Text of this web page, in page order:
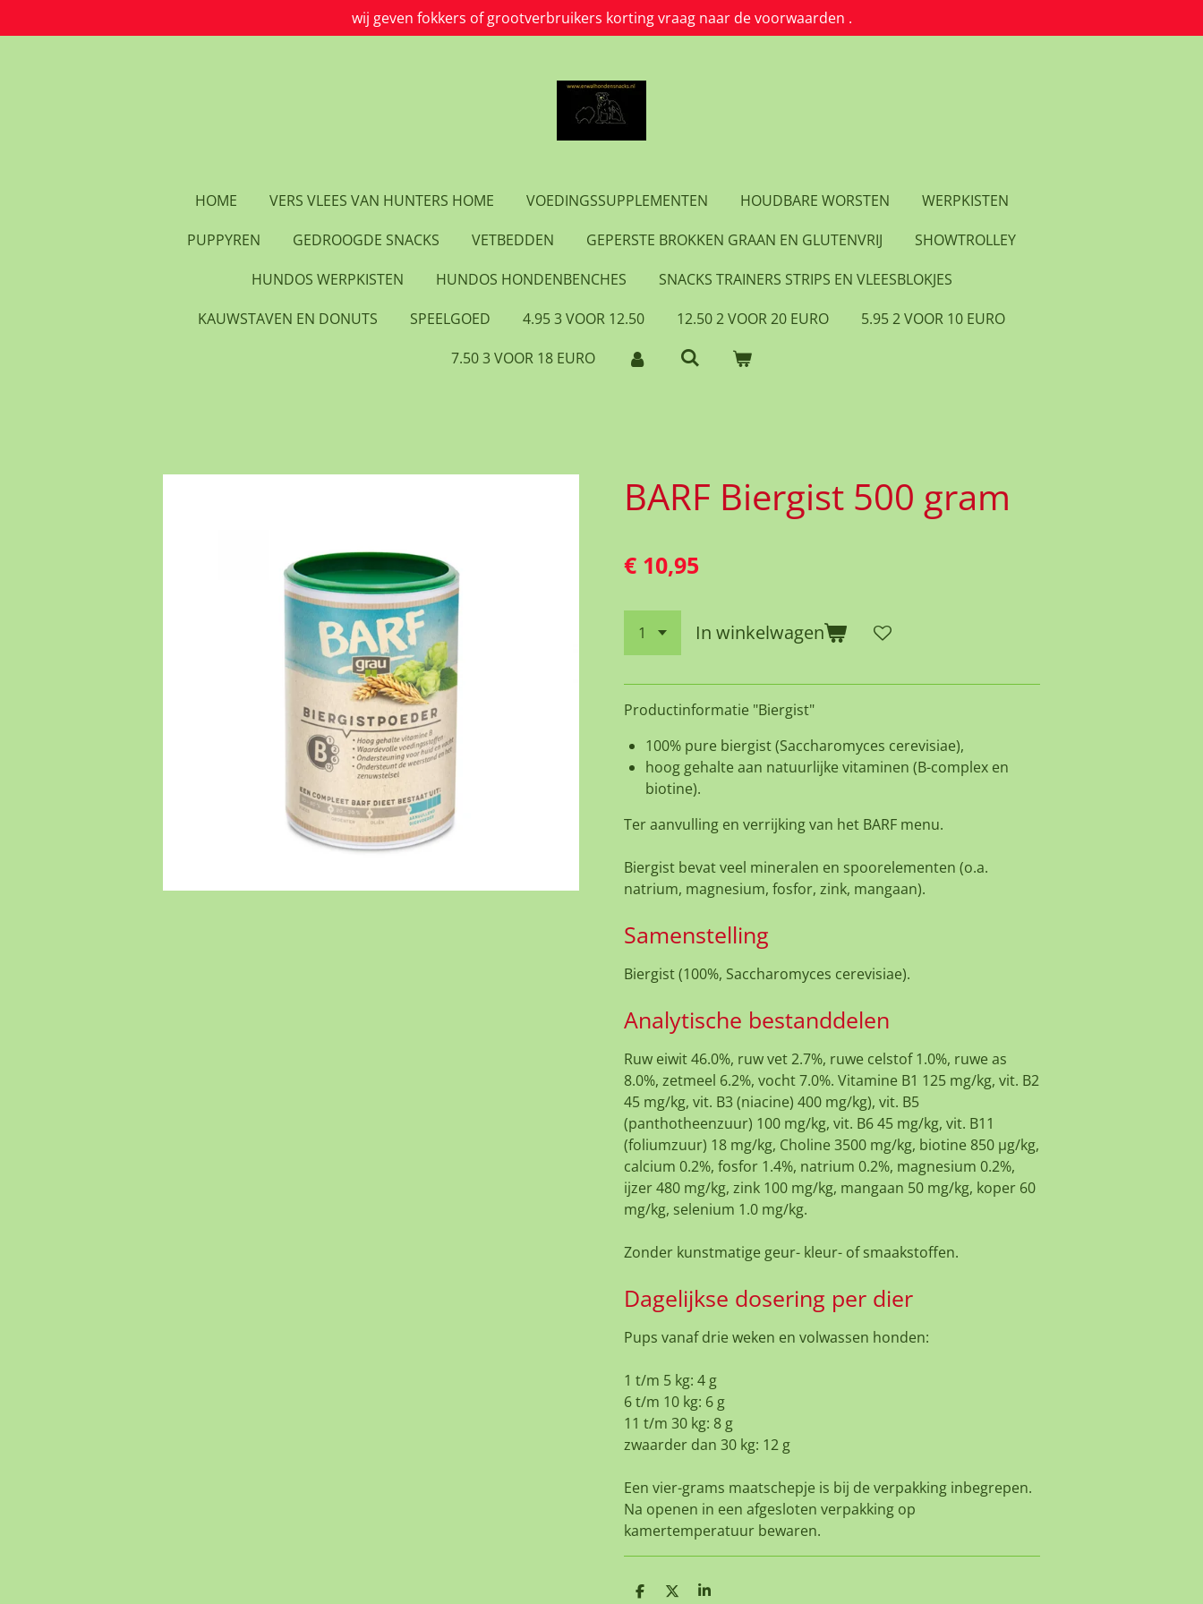
direct
wij geven fokkers of grootverbruikers korting vraag naar de voorwaarden .
HOME VERS VLEES VAN HUNTERS HOME VOEDINGSSUPPLEMENTEN HOUDBARE WORSTEN
WERPKISTEN
PUPPYREN
GEDROOGDE SNACKS VETBEDDEN GEPERSTE BROKKEN GRAAN EN GLUTENVRIJ
SHOWTROLLEY
HUNDOS WERPKISTEN
HUNDOS HONDENBENCHES
SNACKS TRAINERS STRIPS EN VLEESBLOKJES
KAUWSTAVEN EN DONUTS
SPEELGOED 4.95 3 VOOR 12.50 12.50 2 VOOR 20 EURO
5.95 2 VOOR 10 EURO
7.50 3 VOOR 18 EURO
BARF Biergist 500 gram
€ 10,95
In winkelwagen
Productinformatie "Biergist"
100% pure biergist (Saccharomyces cerevisiae),
hoog gehalte aan natuurlijke vitaminen (B-complex en
biotine).
Ter aanvulling en verrijking van het BARF menu.
Biergist bevat veel mineralen en spoorelementen (o.a.
natrium, magnesium, fosfor, zink, mangaan).
Samenstelling
Biergist (100%, Saccharomyces cerevisiae).
Analytische bestanddelen
Ruw eiwit 46.0%, ruw vet 2.7%, ruwe celstof 1.0%, ruwe as
8.0%, zetmeel 6.2%, vocht 7.0%. Vitamine B1 125 mg/kg, vit. B2
45 mg/kg, vit. B3 (niacine) 400 mg/kg), vit. B5
(panthotheenzuur) 100 mg/kg, vit. B6 45 mg/kg, vit. B11
(foliumzuur) 18 mg/kg, Choline 3500 mg/kg, biotine 850 μg/kg,
calcium 0.2%, fosfor 1.4%, natrium 0.2%, magnesium 0.2%,
ijzer 480 mg/kg, zink 100 mg/kg, mangaan 50 mg/kg, koper 60
mg/kg, selenium 1.0 mg/kg.
Zonder kunstmatige geur- kleur- of smaakstoffen.
Dagelijkse dosering per dier
Pups vanaf drie weken en volwassen honden:
1 t/m 5 kg: 4 g
6 t/m 10 kg: 6 g
11 t/m 30 kg: 8 g
zwaarder dan 30 kg: 12 g
Een vier-grams maatschepje is bij de verpakking inbegrepen.
Na openen in een afgesloten verpakking op
kamertemperatuur bewaren.
D
D
S